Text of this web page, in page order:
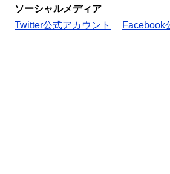
ソーシャルメディア
Twitter公式アカウント
Facebook